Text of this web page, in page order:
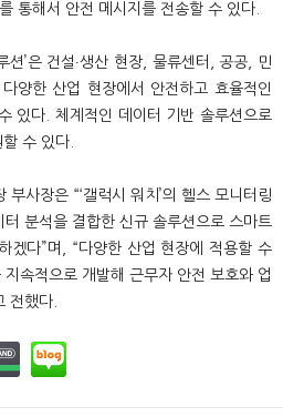
통해서 안전 메시지를 전송할 수 있다.
션’은 건설∙생산 현장, 물류센터, 공공, 민
양한 산업 현장에서 안전하고 효율적인
있다. 체계적인 데이터 기반 솔루션으로
수 있다.
사장은 “‘갤럭시 워치’의 헬스 모니터링
터 분석을 결합한 신규 솔루션으로 스마트
겠다”며, “다양한 산업 현장에 적용할 수
속적으로 개발해 근무자 안전 보호와 업
전했다.